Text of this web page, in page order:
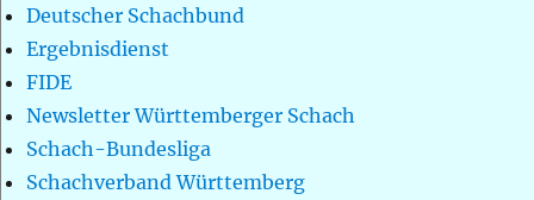
Deutscher Schachbund
Ergebnisdienst
FIDE
Newsletter Württemberger Schach
Schach-Bundesliga
Schachverband Württemberg